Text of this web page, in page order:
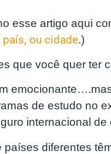
esse artigo aqui
ou cidade.)
que você quer ter
de estudo no
internacional de
países diferentes